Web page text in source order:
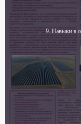
9. Навыки в